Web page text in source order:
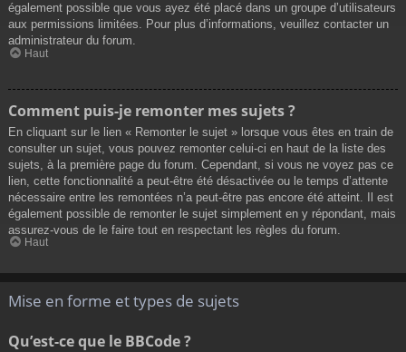
également possible que vous ayez été placé dans un groupe d’utilisateurs
aux permissions limitées. Pour plus d’informations, veuillez contacter un
administrateur du forum.
Haut
Comment puis-je remonter mes sujets ?
En cliquant sur le lien « Remonter le sujet » lorsque vous êtes en train de
consulter un sujet, vous pouvez remonter celui-ci en haut de la liste des
sujets, à la première page du forum. Cependant, si vous ne voyez pas ce
lien, cette fonctionnalité a peut-être été désactivée ou le temps d’attente
nécessaire entre les remontées n’a peut-être pas encore été atteint. Il est
également possible de remonter le sujet simplement en y répondant, mais
assurez-vous de le faire tout en respectant les règles du forum.
Haut
Mise en forme et types de sujets
Qu’est-ce que le BBCode ?